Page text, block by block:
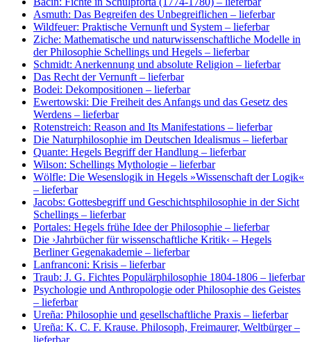
Asmuth: Das Begreifen des Unbegreiflichen – lieferbar
Wildfeuer: Praktische Vernunft und System – lieferbar
Ziche: Mathematische und naturwissenschaftliche Modelle in
der Philosophie Schellings und Hegels – lieferbar
Schmidt: Anerkennung und absolute Religion – lieferbar
Das Recht der Vernunft – lieferbar
Bodei: Dekompositionen – lieferbar
Ewertowski: Die Freiheit des Anfangs und das Gesetz des
Werdens – lieferbar
Rotenstreich: Reason and Its Manifestations – lieferbar
Die Naturphilosophie im Deutschen Idealismus – lieferbar
Quante: Hegels Begriff der Handlung – lieferbar
Wilson: Schellings Mythologie – lieferbar
Wölfle: Die Wesenslogik in Hegels »Wissenschaft der Logik«
– lieferbar
Jacobs: Gottesbegriff und Geschichtsphilosophie in der Sicht
Schellings – lieferbar
Portales: Hegels frühe Idee der Philosophie – lieferbar
Die ›Jahrbücher für wissenschaftliche Kritik‹ – Hegels
Berliner Gegenakademie – lieferbar
Lanfranconi: Krisis – lieferbar
Traub: J. G. Fichtes Populärphilosophie 1804-1806 – lieferbar
Psychologie und Anthropologie oder Philosophie des Geistes
– lieferbar
Ureña: Philosophie und gesellschaftliche Praxis – lieferbar
Ureña: K. C. F. Krause. Philosoph, Freimaurer, Weltbürger–
lieferbar